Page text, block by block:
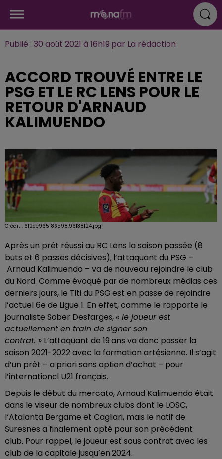
Publié : 30 août 2021 à 16h19 par La rédaction
ACCORD TROUVÉ ENTRE LE
PSG ET LE RC LENS POUR LE
RETOUR D'ARNAUD
KALIMUENDO
Crédit : 612ce965186598.96138124.jpg
Après un prêt réussi au RC Lens la saison passée (8
buts et 6 passes décisives), l’attaquant du PSG –
Arnaud Kalimuendo – va de nouveau rejoindre le club
du Nord. Comme évoqué par de nombreux médias ces
derniers jours, le Titi du PSG est en passe de rejoindre
l’actuel 6e de Ligue 1. En effet, comme le rapporte le
journaliste Saber Desfarges, « le joueur est
actuellement en train de signer son
contrat. » L’attaquant de 19 ans va donc passer la
saison 2021-2022 avec la formation artésienne. Il s’agit
d’un prêt – a priori sans option d’achat – pour
l’international U21 français.
Depuis le début du mercato, Arnaud Kalimuendo était
dans le viseur de nombreux clubs dont le LOSC,
l‘Atalanta Bergame et Cagliari, mais le natif de
Suresnes a finalement opté pour son précédent
club. Pour rappel, le joueur est sous contrat avec les
club de la capitale jusqu’en 2024.